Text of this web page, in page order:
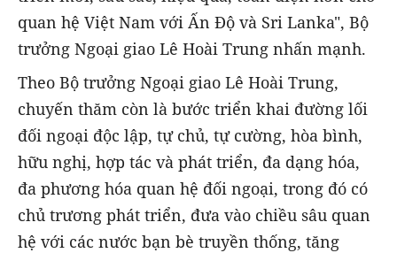
quan hệ Việt Nam với Ấn Độ và Sri Lanka", Bộ
trưởng Ngoại giao Lê Hoài Trung nhấn mạnh.
Theo Bộ trưởng Ngoại giao Lê Hoài Trung,
chuyến thăm còn là bước triển khai đường lối
đối ngoại độc lập, tự chủ, tự cường, hòa bình,
hữu nghị, hợp tác và phát triển, đa dạng hóa,
đa phương hóa quan hệ đối ngoại, trong đó có
chủ trương phát triển, đưa vào chiều sâu quan
hệ với các nước bạn bè truyền thống, tăng